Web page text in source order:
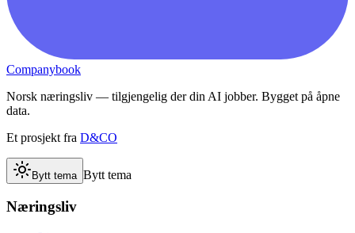
Companybook
Norsk næringsliv — tilgjengelig der din AI jobber. Bygget på åpne
data.
Et prosjekt fra D&CO
Bytt tema Bytt tema
Næringsliv